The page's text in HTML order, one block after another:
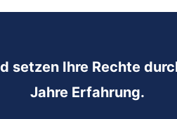
setzen Ihre Rechte
Jahre Erfahrung.